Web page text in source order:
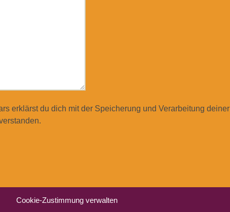
Cookie-Zustimmung verwalten
erklärst du dich mit der Speicherung und Verarbeitung deiner